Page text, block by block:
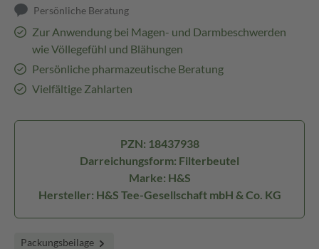
Persönliche Beratung
Zur Anwendung bei Magen- und Darmbeschwerden
wie Völlegefühl und Blähungen
Persönliche pharmazeutische Beratung
Vielfältige Zahlarten
PZN: 18437938
Darreichungsform: Filterbeutel
Marke: H&S
Hersteller: H&S Tee-Gesellschaft mbH & Co. KG
Packungsbeilage